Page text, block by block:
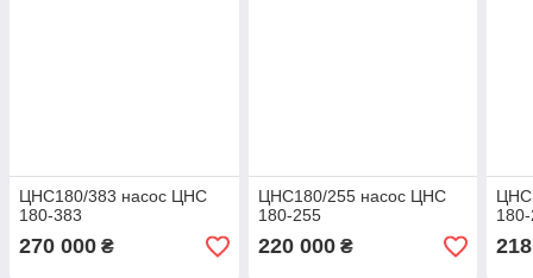
ЦНС180/383 насос ЦНС
180-383
270 000 ₴
ЦНС180/255 насос ЦНС
180-255
220 000₴